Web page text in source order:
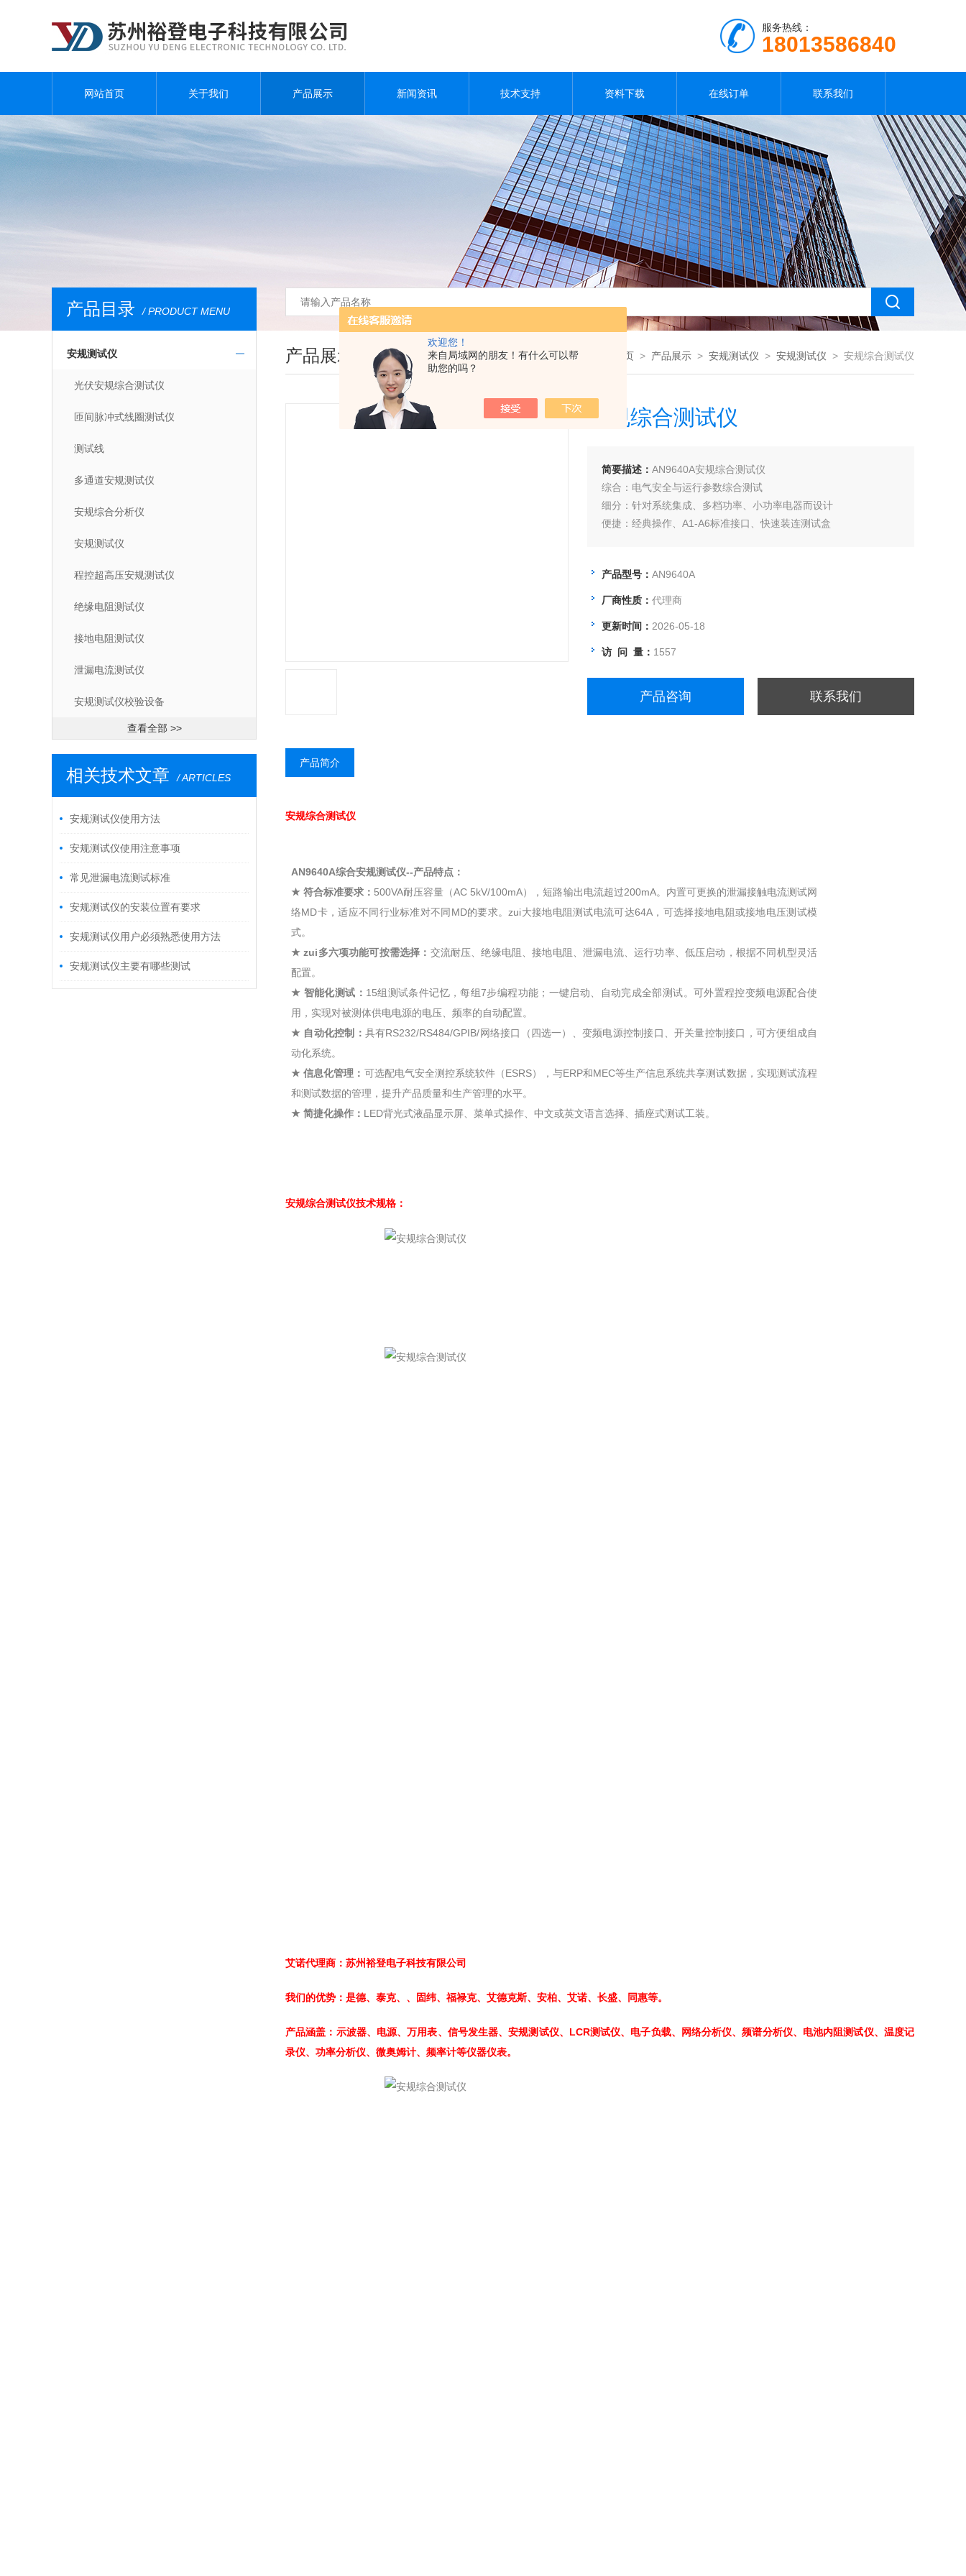
欢迎您！
来自局域网的朋友！有什么可以帮
助您的吗？
服务热线：
18013586840
网站首页 关于我们 产品展示 新闻资讯 技术支持 资料下载 在线订单 联系我们
产品目录 / PRODUCT MENU
安规测试仪
光伏安规综合测试仪
匝间脉冲式线圈测试仪
测试线
多通道安规测试仪
安规综合分析仪
安规测试仪
程控超高压安规测试仪
绝缘电阻测试仪
接地电阻测试仪
泄漏电流测试仪
安规测试仪校验设备
查看全部 >>
相关技术文章 / ARTICLES
安规测试仪使用方法
安规测试仪使用注意事项
常见泄漏电流测试标准
安规测试仪的安装位置有要求
安规测试仪用户必须熟悉使用方法
安规测试仪主要有哪些测试
产品展示 您现在的位置： 首页 > 产品展示 > 安规测试仪 > 安规测试仪 > 安规综合测试仪
安规综合测试仪
简要描述： AN9640A安规综合测试仪
综合：电气安全与运行参数综合测试
细分：针对系统集成、多档功率、小功率电器而设计
便捷：经典操作、A1-A6标准接口、快速装连测试盒
产品型号： AN9640A
厂商性质： 代理商
更新时间： 2026-05-18
访 问 量： 1557
产品咨询 联系我们
产品简介
安规综合测试仪
AN9640A综合安规测试仪--产品特点：
★ 符合标准要求： 500VA耐压容量（AC 5kV/100mA），短路输出电流超过200mA。内置可更换的泄漏接触电流测试网
络MD卡，适应不同行业标准对不同MD的要求。zui大接地电阻测试电流可达64A，可选择接地电阻或接地电压测试模
式。
★ zui多六项功能可按需选择： 交流耐压、绝缘电阻、接地电阻、泄漏电流、运行功率、低压启动，根据不同机型灵活
配置。
★ 智能化测试： 15组测试条件记忆，每组7步编程功能；一键启动、自动完成全部测试。可外置程控变频电源配合使
用，实现对被测体供电电源的电压、频率的自动配置。
★ 自动化控制： 具有RS232/RS484/GPIB/网络接口（四选一）、变频电源控制接口、开关量控制接口，可方便组成自
动化系统。
★ 信息化管理： 可选配电气安全测控系统软件（ESRS），与ERP和MEC等生产信息系统共享测试数据，实现测试流程
和测试数据的管理，提升产品质量和生产管理的水平。
★ 简捷化操作： LED背光式液晶显示屏、菜单式操作、中文或英文语言选择、插座式测试工装。
安规综合测试仪技术规格：
艾诺代理商：苏州裕登电子科技有限公司
我们的优势：是德、泰克、、固纬、福禄克、艾德克斯、安柏、艾诺、长盛、同惠等。
产品涵盖：示波器、电源、万用表、信号发生器、安规测试仪、LCR测试仪、电子负载、网络分析仪、频谱分析仪、电池内阻测试仪、温度记
录仪、功率分析仪、微奥姆计、频率计等仪器仪表。